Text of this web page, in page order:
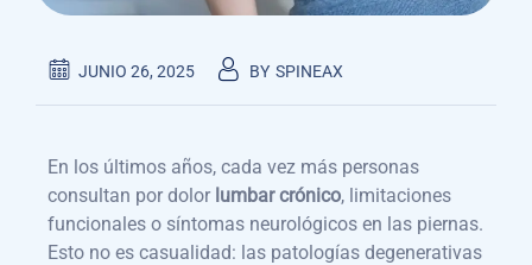
JUNIO 26, 2025 BY SPINEAX
En los últimos años, cada vez más personas
consultan por dolor lumbar crónico, limitaciones
funcionales o síntomas neurológicos en las piernas.
Esto no es casualidad: las patologías degenerativas